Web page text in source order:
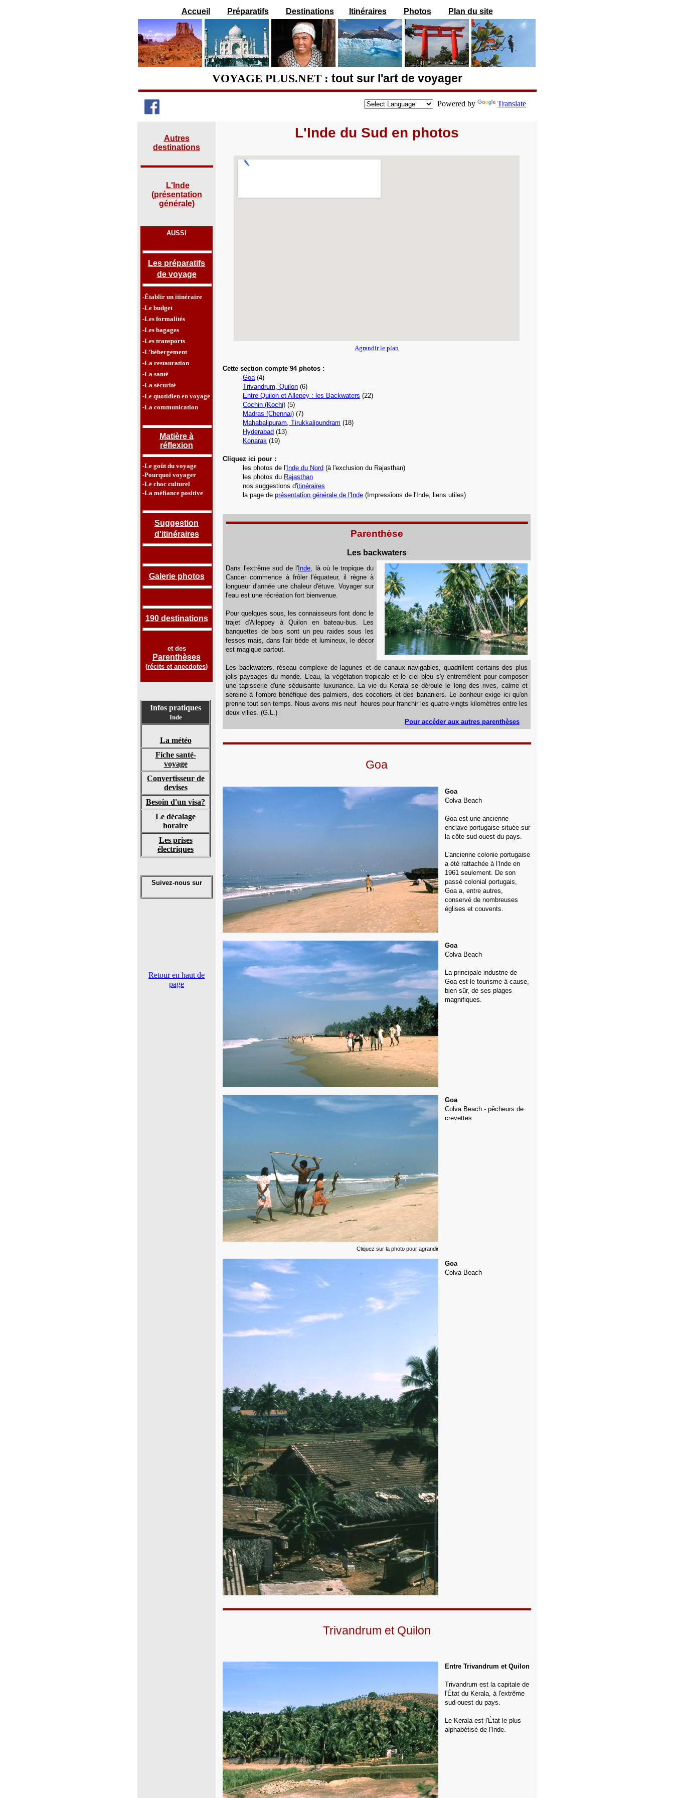
Accueil Préparatifs Destinations Itinéraires Photos Plan du site
VOYAGE PLUS.NET : tout sur l'art de voyager
Powered by Translate
Autres
destinations
L'Inde
(présentation
générale)
AUSSI
Les préparatifs
de voyage
-Établir un itinéraire
-Le budget
-Les formalités
-Les bagages
-Les transports
-L’hébergement
-La restauration
-La santé
-La sécurité
-Le quotidien en voyage
-La communication
Matière à
réflexion
-Le goût du voyage
-Pourquoi voyager
-Le choc culturel
-La méfiance positive
Suggestion
d'itinéraires
Galerie photos
190 destinations
et des
Parenthèses
(récits et anecdotes)
Infos pratiques
Inde
La météo
Fiche santé-
voyage
Convertisseur de
devises
Besoin d'un visa?
Le décalage
horaire
Les prises
électriques
Suivez-nous sur
Retour en haut de
page
L'Inde du Sud en photos
Agrandir le plan
Cette section compte 94 photos :
Goa(4)
Trivandrum, Quilon (6)
Entre Quilon et Allepey : les Backwaters (22)
Cochin (Kochi) (5)
Madras (Chennai) (7)
Mahabalipuram, Tirukkalipundram (18)
Hyderabad (13)
Konarak (19)
Cliquez ici pour :
les photos de l' Inde du Nord (à l'exclusion du Rajasthan)
les photos du Rajasthan
nos suggestions d'itinéraires
la page de présentation générale de l'Inde (Impressions de l'Inde, liens utiles)
Parenthèse
Les backwaters
Dans l'extrême sud de l' Inde, là où le tropique du
Cancer commence à frôler l'équateur, il règne à
longueur d'année une chaleur d'étuve. Voyager sur
l'eau est une récréation fort bienvenue.
Pour quelques sous, les connaisseurs font donc le
trajet d'Alleppey à Quilon en bateau-bus. Les
banquettes de bois sont un peu raides sous les
fesses mais, dans l'air tiède et lumineux, le décor
est magique partout.
Les backwaters, réseau complexe de lagunes et de canaux navigables, quadrillent certains des plus
jolis paysages du monde. L'eau, la végétation tropicale et le ciel bleu s'y entremêlent pour composer
une tapisserie d'une séduisante luxuriance. La vie du Kerala se déroule le long des rives, calme et
sereine à l'ombre bénéfique des palmiers, des cocotiers et des bananiers. Le bonheur exige ici qu'on
prenne tout son temps. Nous avons mis neuf heures pour franchir les quatre-vingts kilomètres entre les
deux villes. (G.L.)
Pour accéder aux autres parenthèses
Goa
Goa
Colva Beach
Goa est une ancienne
enclave portugaise située sur
la côte sud-ouest du pays.
L'ancienne colonie portugaise
a été rattachée à l'Inde en
1961 seulement. De son
passé colonial portugais,
Goa a, entre autres,
conservé de nombreuses
églises et couvents.
Goa
Colva Beach
La principale industrie de
Goa est le tourisme à cause,
bien sûr, de ses plages
magnifiques.
Cliquez sur la photo pour agrandir
Goa
Colva Beach - pêcheurs de
crevettes
Goa
Colva Beach
Trivandrum et Quilon
Entre Trivandrum et Quilon
Trivandrum est la capitale de
l'État du Kerala, à l'extrême
sud-ouest du pays.
Le Kerala est l'État le plus
alphabétisé de l'Inde.